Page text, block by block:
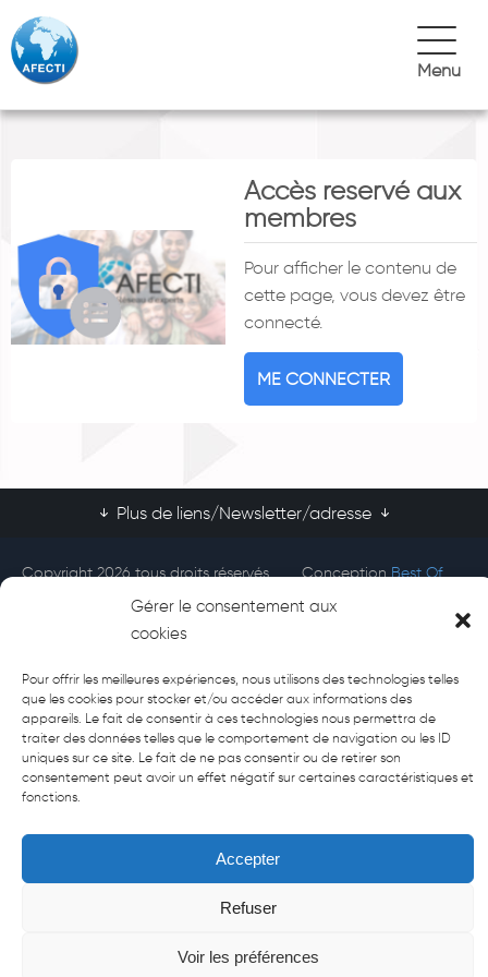
Gérer le consentement aux
cookies
Pour offrir les meilleures expériences, nous utilisons des technologies telles
que les cookies pour stocker et/ou accéder aux informations des
appareils. Le fait de consentir à ces technologies nous permettra de
traiter des données telles que le comportement de navigation ou les ID
uniques sur ce site. Le fait de ne pas consentir ou de retirer son
consentement peut avoir un effet négatif sur certaines caractéristiques et
fonctions.
Accepter
Refuser
Voir les préférences
Menu
Accès reservé aux
membres
Pour afficher le contenu de
cette page, vous devez être
connecté.
ME CONNECTER
Plus de liens/Newsletter/adresse
Copyright 2026 tous droits réservés
ConceptionBest Of
Site